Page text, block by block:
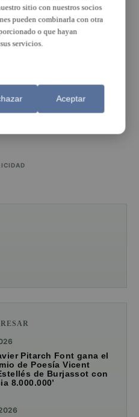
Pitarch Font gana el
de Poesía Vicent
de Burjassot con
8.000.000’
sitio con nuestros socios
pueden combinarla con otra
o que hayan
servicios.
Aceptar